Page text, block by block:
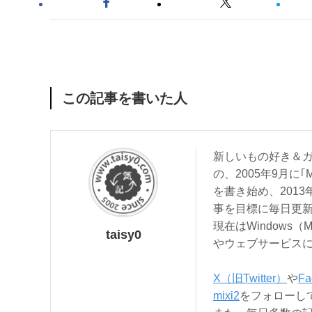
この記事を書いた人
taisy0
新しいもの好き＆
の、2005年9月に｢
を書き始め、2013
事を目標に毎日更
現在はWindows（
やウェブサービス
X（旧Twitter） や
mixi2をフォローし